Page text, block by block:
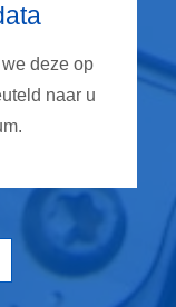
deze op
naar u